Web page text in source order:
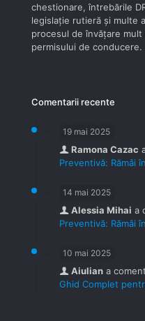
chestionare, întrebările
legislaţie rutieră şi multe
procesul de învăţare
permisului de conducere.
Comentarii recente
19 mai 2025
Ramona Cazac
Preventivă: Rămâi
14 mai 2025
Alessia Mihai a
Preventivă: Rămâi
10 mai 2025
Aiulian a
Ghid Complet